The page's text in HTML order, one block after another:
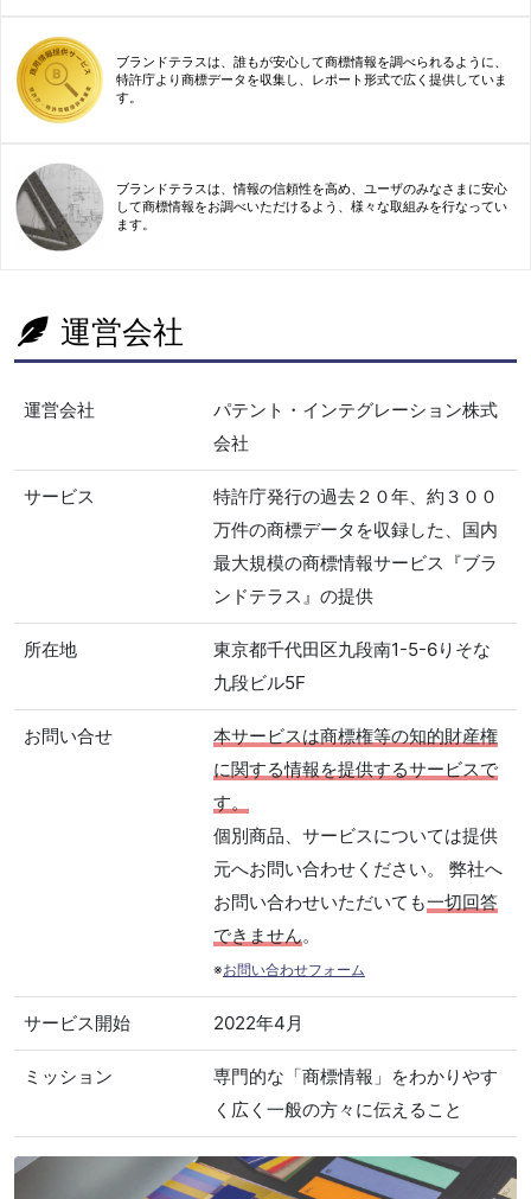
ブランドテラスは、誰もが安心して商標情報を調べられるように、
特許庁より商標データを収集し、レポート形式で広く提供していま
す。
ブランドテラスは、情報の信頼性を高め、ユーザのみなさまに安心
して商標情報をお調べいただけるよう、様々な取組みを行なってい
ます。
運営会社
運営会社
パテント・インテグレーション株式
会社
サービス
特許庁発行の過去２０年、約３００
万件の商標データを収録した、国内
最大規模の商標情報サービス『ブラ
ンドテラス』の提供
所在地
東京都千代田区九段南1-5-6りそな
九段ビル5F
お問い合せ
本サービスは商標権等の知的財産権
に関する情報を提供するサービスで
す。
個別商品、サービスについては提供
元へお問い合わせください。 弊社へ
お問い合わせいただいても一切回答
できません。
※お問い合わせフォーム
サービス開始 2022年4月
ミッション
専門的な「商標情報」をわかりやす
く広く一般の方々に伝えること